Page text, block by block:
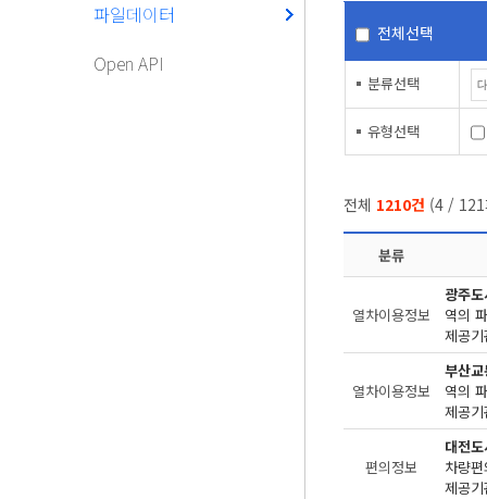
파일데이터
Open API
전체선택
분류선택
유형선택
전체 1210건 (4 / 121
분류
열차이용정보
광주
역의
제공
열차이용정보
부산
역의
제공
편의정보
대전
차량
제공